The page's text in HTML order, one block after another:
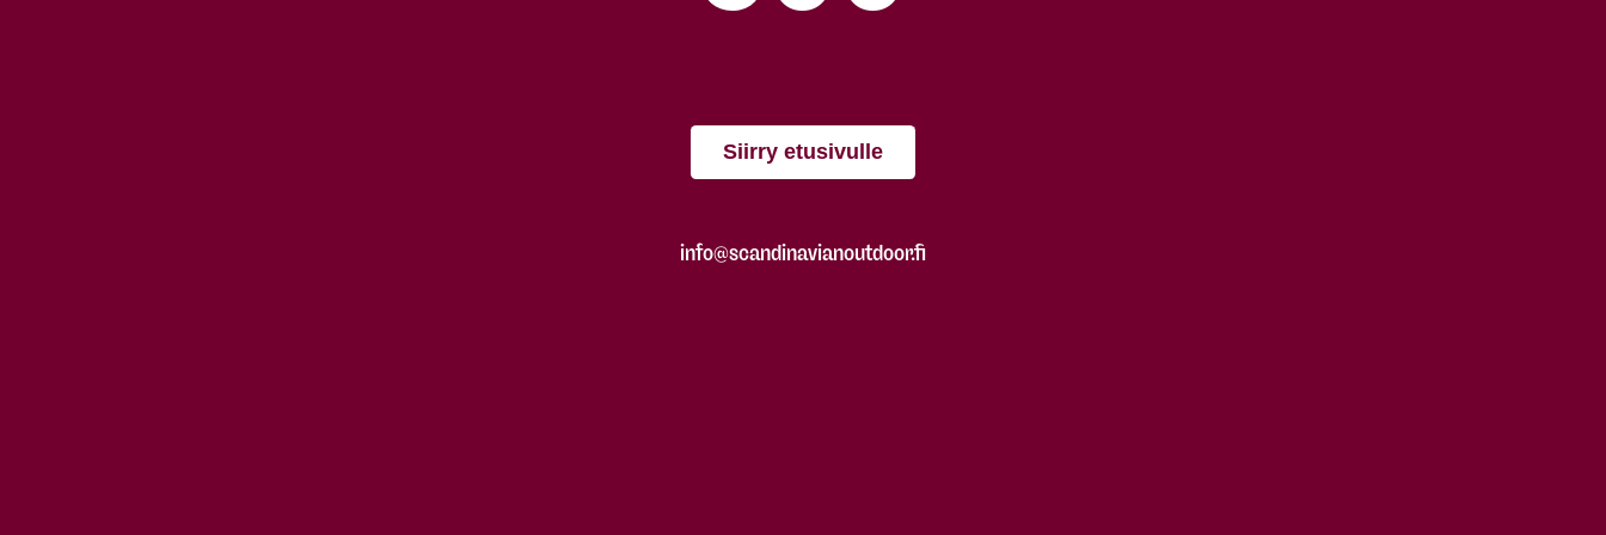
Siirry etusivulle
info@scandinavianoutdoor.fi